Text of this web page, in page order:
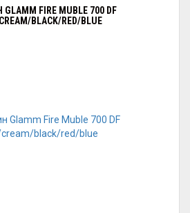
FIRE MUBLE 700 DF
BLACK/RED/BLUE